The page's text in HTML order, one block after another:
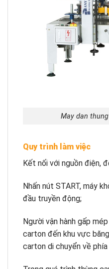
May dan
Quy trình làm việc
Kết nối với nguồn điện,
Nhấn nút START, máy
đầu truyền động;
Người vận hành gấp
carton đến khu vực
carton di chuyển về